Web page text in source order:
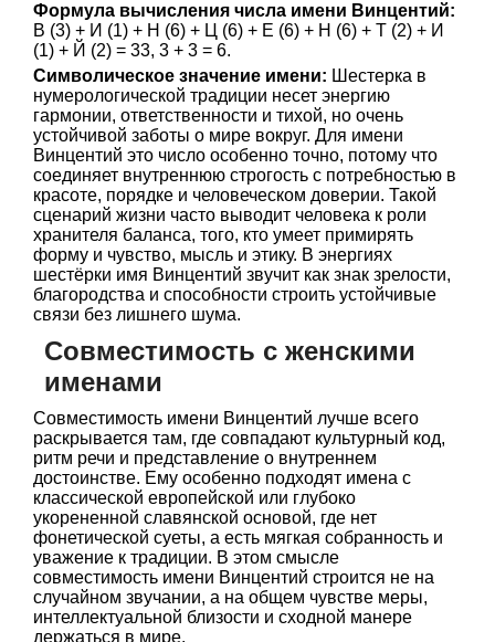
Формула вычисления числа имени Винцентий:
В (3) + И (1) + Н (6) + Ц (6) + Е (6) + Н (6) + Т (2) + И
(1) + Й (2) = 33, 3 + 3 = 6.
Символическое значение имени: Шестерка в
нумерологической традиции несет энергию
гармонии, ответственности и тихой, но очень
устойчивой заботы о мире вокруг. Для имени
Винцентий это число особенно точно, потому что
соединяет внутреннюю строгость с потребностью в
красоте, порядке и человеческом доверии. Такой
сценарий жизни часто выводит человека к роли
хранителя баланса, того, кто умеет примирять
форму и чувство, мысль и этику. В энергиях
шестёрки имя Винцентий звучит как знак зрелости,
благородства и способности строить устойчивые
связи без лишнего шума.
Совместимость с женскими
именами
Совместимость имени Винцентий лучше всего
раскрывается там, где совпадают культурный код,
ритм речи и представление о внутреннем
достоинстве. Ему особенно подходят имена с
классической европейской или глубоко
укорененной славянской основой, где нет
фонетической суеты, а есть мягкая собранность и
уважение к традиции. В этом смысле
совместимость имени Винцентий строится не на
случайном звучании, а на общем чувстве меры,
интеллектуальной близости и сходной манере
держаться в мире.